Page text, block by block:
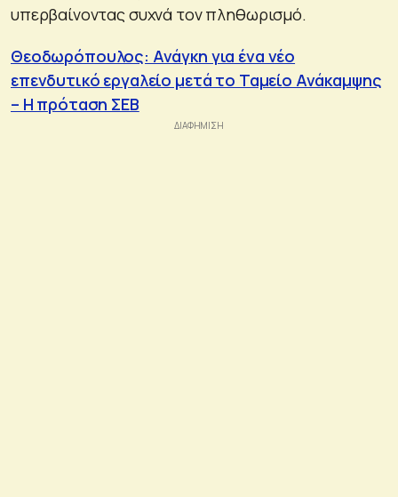
υπερβαίνοντας συχνά τον πληθωρισμό.
Θεοδωρόπουλος: Ανάγκη για ένα νέο
επενδυτικό εργαλείο μετά το Ταμείο Ανάκαμψης
– Η πρόταση ΣΕΒ